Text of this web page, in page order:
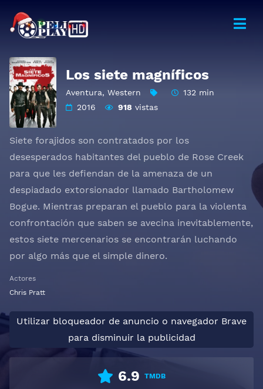
Los siete magníficos
Aventura, Western
132 min
2016
918 vistas
Siete forajidos son contratados por los
desesperados habitantes del pueblo de Rose Creek
para que les defiendan de la amenaza de un
despiadado extorsionador llamado Bartholomew
Bogue. Mientras preparan el pueblo para la violenta
confrontación que saben se avecina inevitablemente,
estos siete mercenarios se encontrarán luchando
por algo más que el simple dinero.
Actores
Chris Pratt
Utilizar bloqueador de anuncio o navegador Brave
para disminuir la publicidad
6.9 TMDB